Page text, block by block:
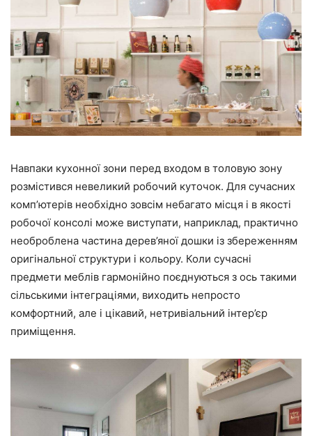
Навпаки кухонної зони перед входом в толовую зону
розмістився невеликий робочий куточок. Для сучасних
комп’ютерів необхідно зовсім небагато місця і в якості
робочої консолі може виступати, наприклад, практично
необроблена частина дерев’яної дошки із збереженням
оригінальної структури і кольору. Коли сучасні
предмети меблів гармонійно поєднуються з ось такими
сільськими інтеграціями, виходить непросто
комфортний, але і цікавий, нетривіальний інтер’єр
приміщення.